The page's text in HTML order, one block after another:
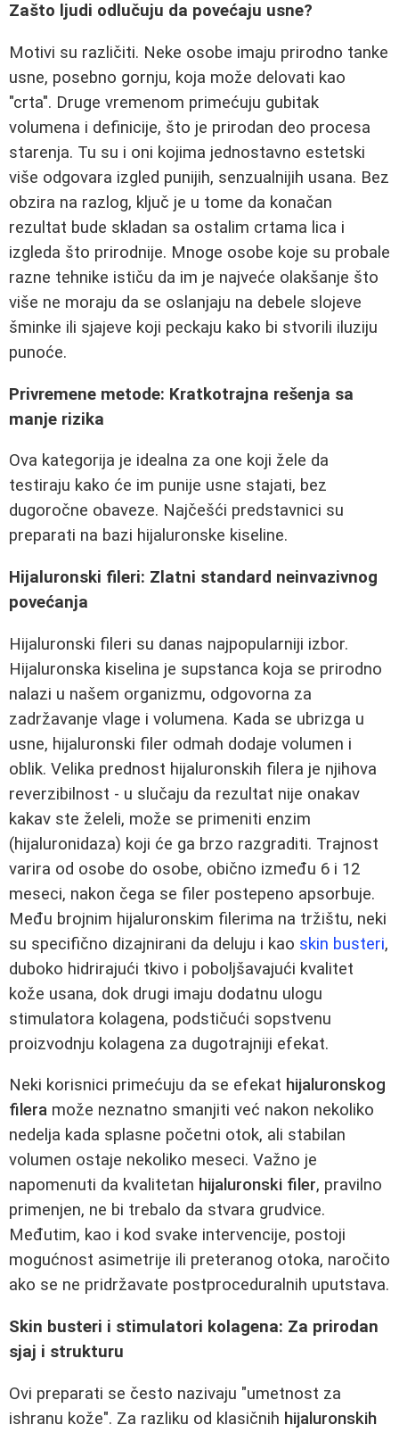
Zašto ljudi odlučuju da povećaju usne?
Motivi su različiti. Neke osobe imaju prirodno tanke
usne, posebno gornju, koja može delovati kao
"crta". Druge vremenom primećuju gubitak
volumena i definicije, što je prirodan deo procesa
starenja. Tu su i oni kojima jednostavno estetski
više odgovara izgled punijih, senzualnijih usana. Bez
obzira na razlog, ključ je u tome da konačan
rezultat bude skladan sa ostalim crtama lica i
izgleda što prirodnije. Mnoge osobe koje su probale
razne tehnike ističu da im je najveće olakšanje što
više ne moraju da se oslanjaju na debele slojeve
šminke ili sjajeve koji peckaju kako bi stvorili iluziju
punoće.
Privremene metode: Kratkotrajna rešenja sa
manje rizika
Ova kategorija je idealna za one koji žele da
testiraju kako će im punije usne stajati, bez
dugoročne obaveze. Najčešći predstavnici su
preparati na bazi hijaluronske kiseline.
Hijaluronski fileri: Zlatni standard neinvazivnog
povećanja
Hijaluronski fileri su danas najpopularniji izbor.
Hijaluronska kiselina je supstanca koja se prirodno
nalazi u našem organizmu, odgovorna za
zadržavanje vlage i volumena. Kada se ubrizga u
usne, hijaluronski filer odmah dodaje volumen i
oblik. Velika prednost hijaluronskih filera je njihova
reverzibilnost - u slučaju da rezultat nije onakav
kakav ste želeli, može se primeniti enzim
(hijaluronidaza) koji će ga brzo razgraditi. Trajnost
varira od osobe do osobe, obično između 6 i 12
meseci, nakon čega se filer postepeno apsorbuje.
Među brojnim hijaluronskim filerima na tržištu, neki
su specifično dizajnirani da deluju i kao skin busteri,
duboko hidrirajući tkivo i poboljšavajući kvalitet
kože usana, dok drugi imaju dodatnu ulogu
stimulatora kolagena, podstičući sopstvenu
proizvodnju kolagena za dugotrajniji efekat.
Neki korisnici primećuju da se efekat hijaluronskog
filera može neznatno smanjiti već nakon nekoliko
nedelja kada splasne početni otok, ali stabilan
volumen ostaje nekoliko meseci. Važno je
napomenuti da kvalitetan hijaluronski filer, pravilno
primenjen, ne bi trebalo da stvara grudvice.
Međutim, kao i kod svake intervencije, postoji
mogućnost asimetrije ili preteranog otoka, naročito
ako se ne pridržavate postproceduralnih uputstava.
Skin busteri i stimulatori kolagena: Za prirodan
sjaj i strukturu
Ovi preparati se često nazivaju "umetnost za
ishranu kože". Za razliku od klasičnih hijaluronskih